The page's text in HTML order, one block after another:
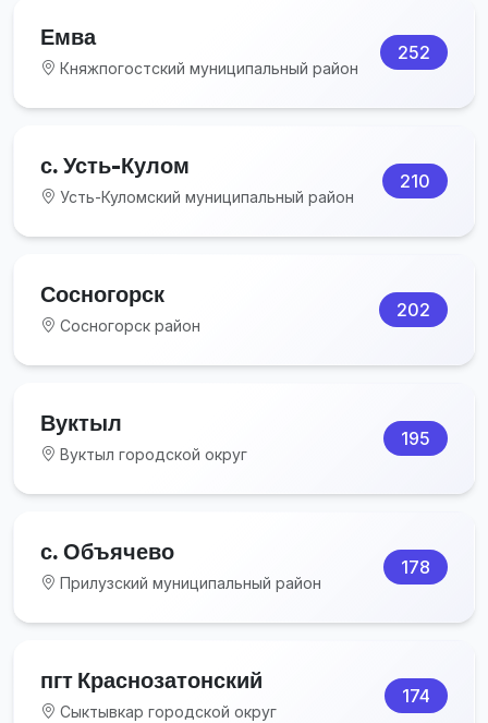
Емва
Княжпогостский муниципальный район
252
с. Усть-Кулом
Усть-Куломский муниципальный район
210
Сосногорск
Сосногорск район
202
Вуктыл
Вуктыл городской округ
195
с. Объячево
Прилузский муниципальный район
178
пгт Краснозатонский
Сыктывкар городской округ
174